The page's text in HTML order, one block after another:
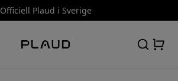
Officiell Plaud i Sverige